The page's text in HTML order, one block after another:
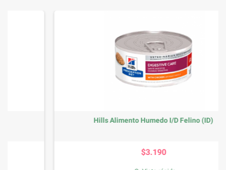
Hills Alimento Humedo I/D Felino (ID)